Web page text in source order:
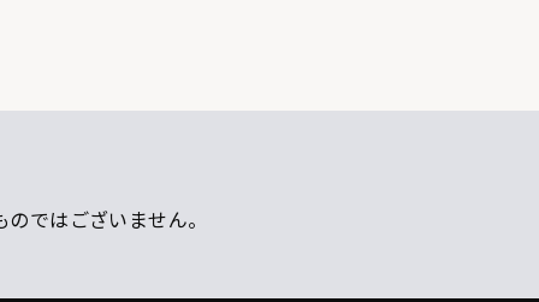
ではございません。